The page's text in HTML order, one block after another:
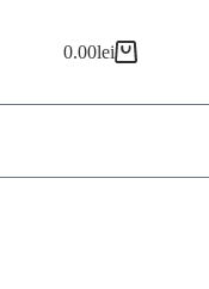
Coș
cumpărături
0.00lei